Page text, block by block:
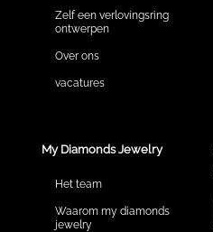
Zelf een verlovingsring
ontwerpen
Over ons
vacatures
My Diamonds Jewelry
Het team
Waarom my diamonds
jewelry